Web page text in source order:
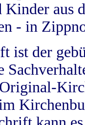
Kinder aus
- in
ist der